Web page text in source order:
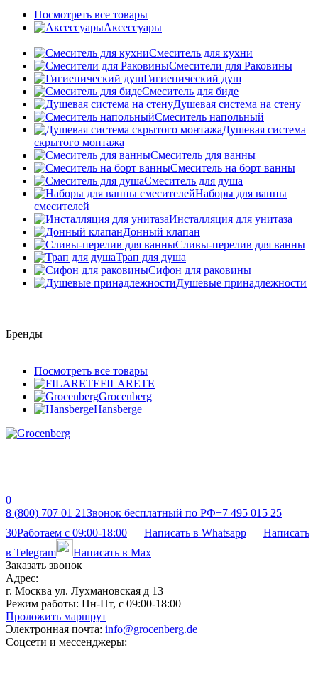
Посмотреть все товары
Аксессуары
Смеситель для кухни
Смесители для Раковины
Гигиенический душ
Смеситель для биде
Душевая система на стену
Смеситель напольный
Душевая система
скрытого монтажа
Смеситель для ванны
Смеситель на борт ванны
Смеситель для душа
Наборы для ванны
смесителей
Инсталляция для унитаза
Донный клапан
Cливы-перелив для ванны
Трап для душа
Сифон для раковины
Душевые принадлежности
Бренды
Посмотреть все товары
FILARETE
Grocenberg
Hansberge
0
8 (800) 707 01 21Звонок бесплатный по РФ+7 495 015 25
30Работаем с 09:00-18:00 Написать в Whatsapp
Написать
в Telegram
Написать в Max
Заказать звонок
Адрес:
г. Москва ул. Лухмановская д 13
Режим работы: Пн-Пт, с 09:00-18:00
Проложить маршрут
Электронная почта: info@grocenberg.de
Соцсети и мессенджеры: